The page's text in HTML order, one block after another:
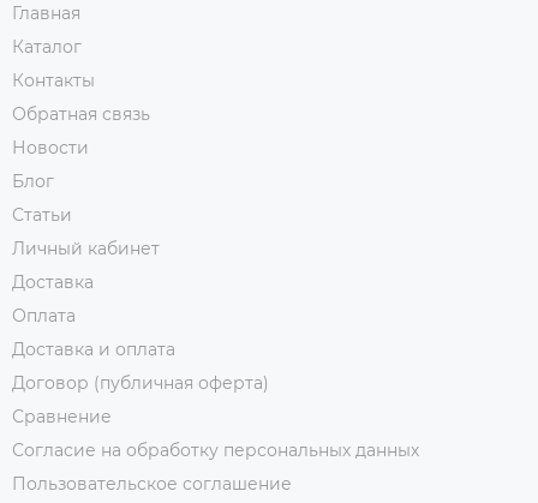
Главная
Каталог
Контакты
Обратная связь
Новости
Блог
Статьи
Личный кабинет
Доставка
Оплата
Доставка и оплата
Договор (публичная оферта)
Сравнение
Согласие на обработку персональных данных
Пользовательское соглашение